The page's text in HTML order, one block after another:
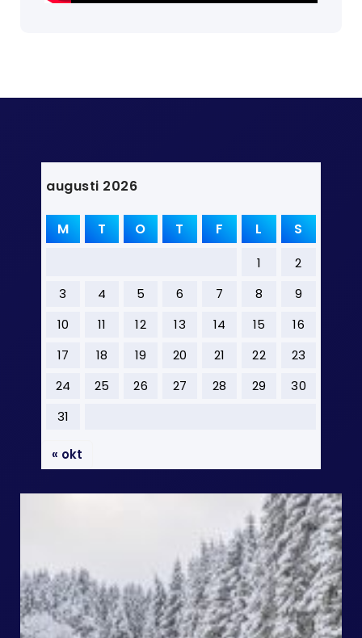
augusti 2026
M T O T F L S
1
2
3
4 5 6 7 8
9
10
11 12 13 14 15
16
17
18 19 20 21 22
23
24
25 26 27 28 29
30
31
« okt